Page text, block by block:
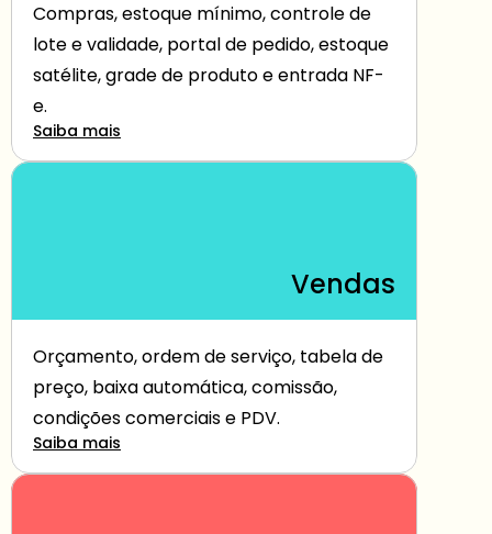
Compras, estoque mínimo, controle de
lote e validade, portal de pedido, estoque
satélite, grade de produto e entrada NF-
e.
Saiba mais
Vendas
Orçamento, ordem de serviço, tabela de
preço, baixa automática, comissão,
condições comerciais e PDV.
Saiba mais